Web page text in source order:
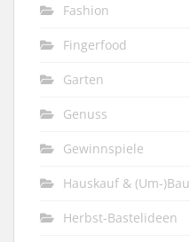
Fashion
Fingerfood
Garten
Genuss
Gewinnspiele
Hauskauf & (Um-)Bau
Herbst-Bastelideen